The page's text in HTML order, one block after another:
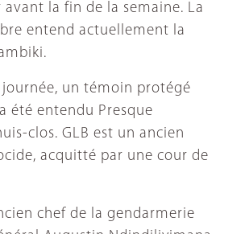
la fin de la semaine. La
entend actuellement la
un témoin protégé
été entendu Presque
clos. GLB est un ancien
acquitté par une cour de
chef de la gendarmerie